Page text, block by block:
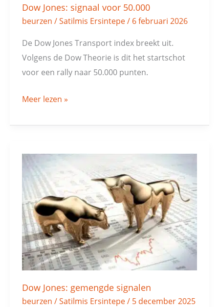
Dow Jones: signaal voor 50.000
beurzen /Satilmis Ersintepe/ 6 februari 2026
De Dow Jones Transport index breekt uit.
Volgens de Dow Theorie is dit het startschot
voor een rally naar 50.000 punten.
Meer lezen »
Dow Jones: gemengde signalen
beurzen /Satilmis Ersintepe/ 5 december 2025
Dow
Jones:
gemengde
signalen